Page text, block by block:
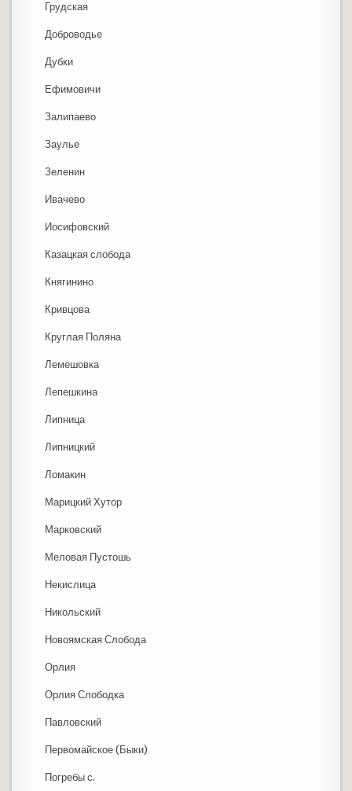
Грудская
Доброводье
Дубки
Ефимовичи
Залипаево
Заулье
Зеленин
Ивачево
Иосифовский
Казацкая слобода
Княгинино
Кривцова
Круглая Поляна
Лемешовка
Лепешкина
Липница
Липницкий
Ломакин
Марицкий Хутор
Марковский
Меловая Пустошь
Некислица
Никольский
Новоямская Слобода
Орлия
Орлия Слободка
Павловский
Первомайское (Быки)
Погребы с.